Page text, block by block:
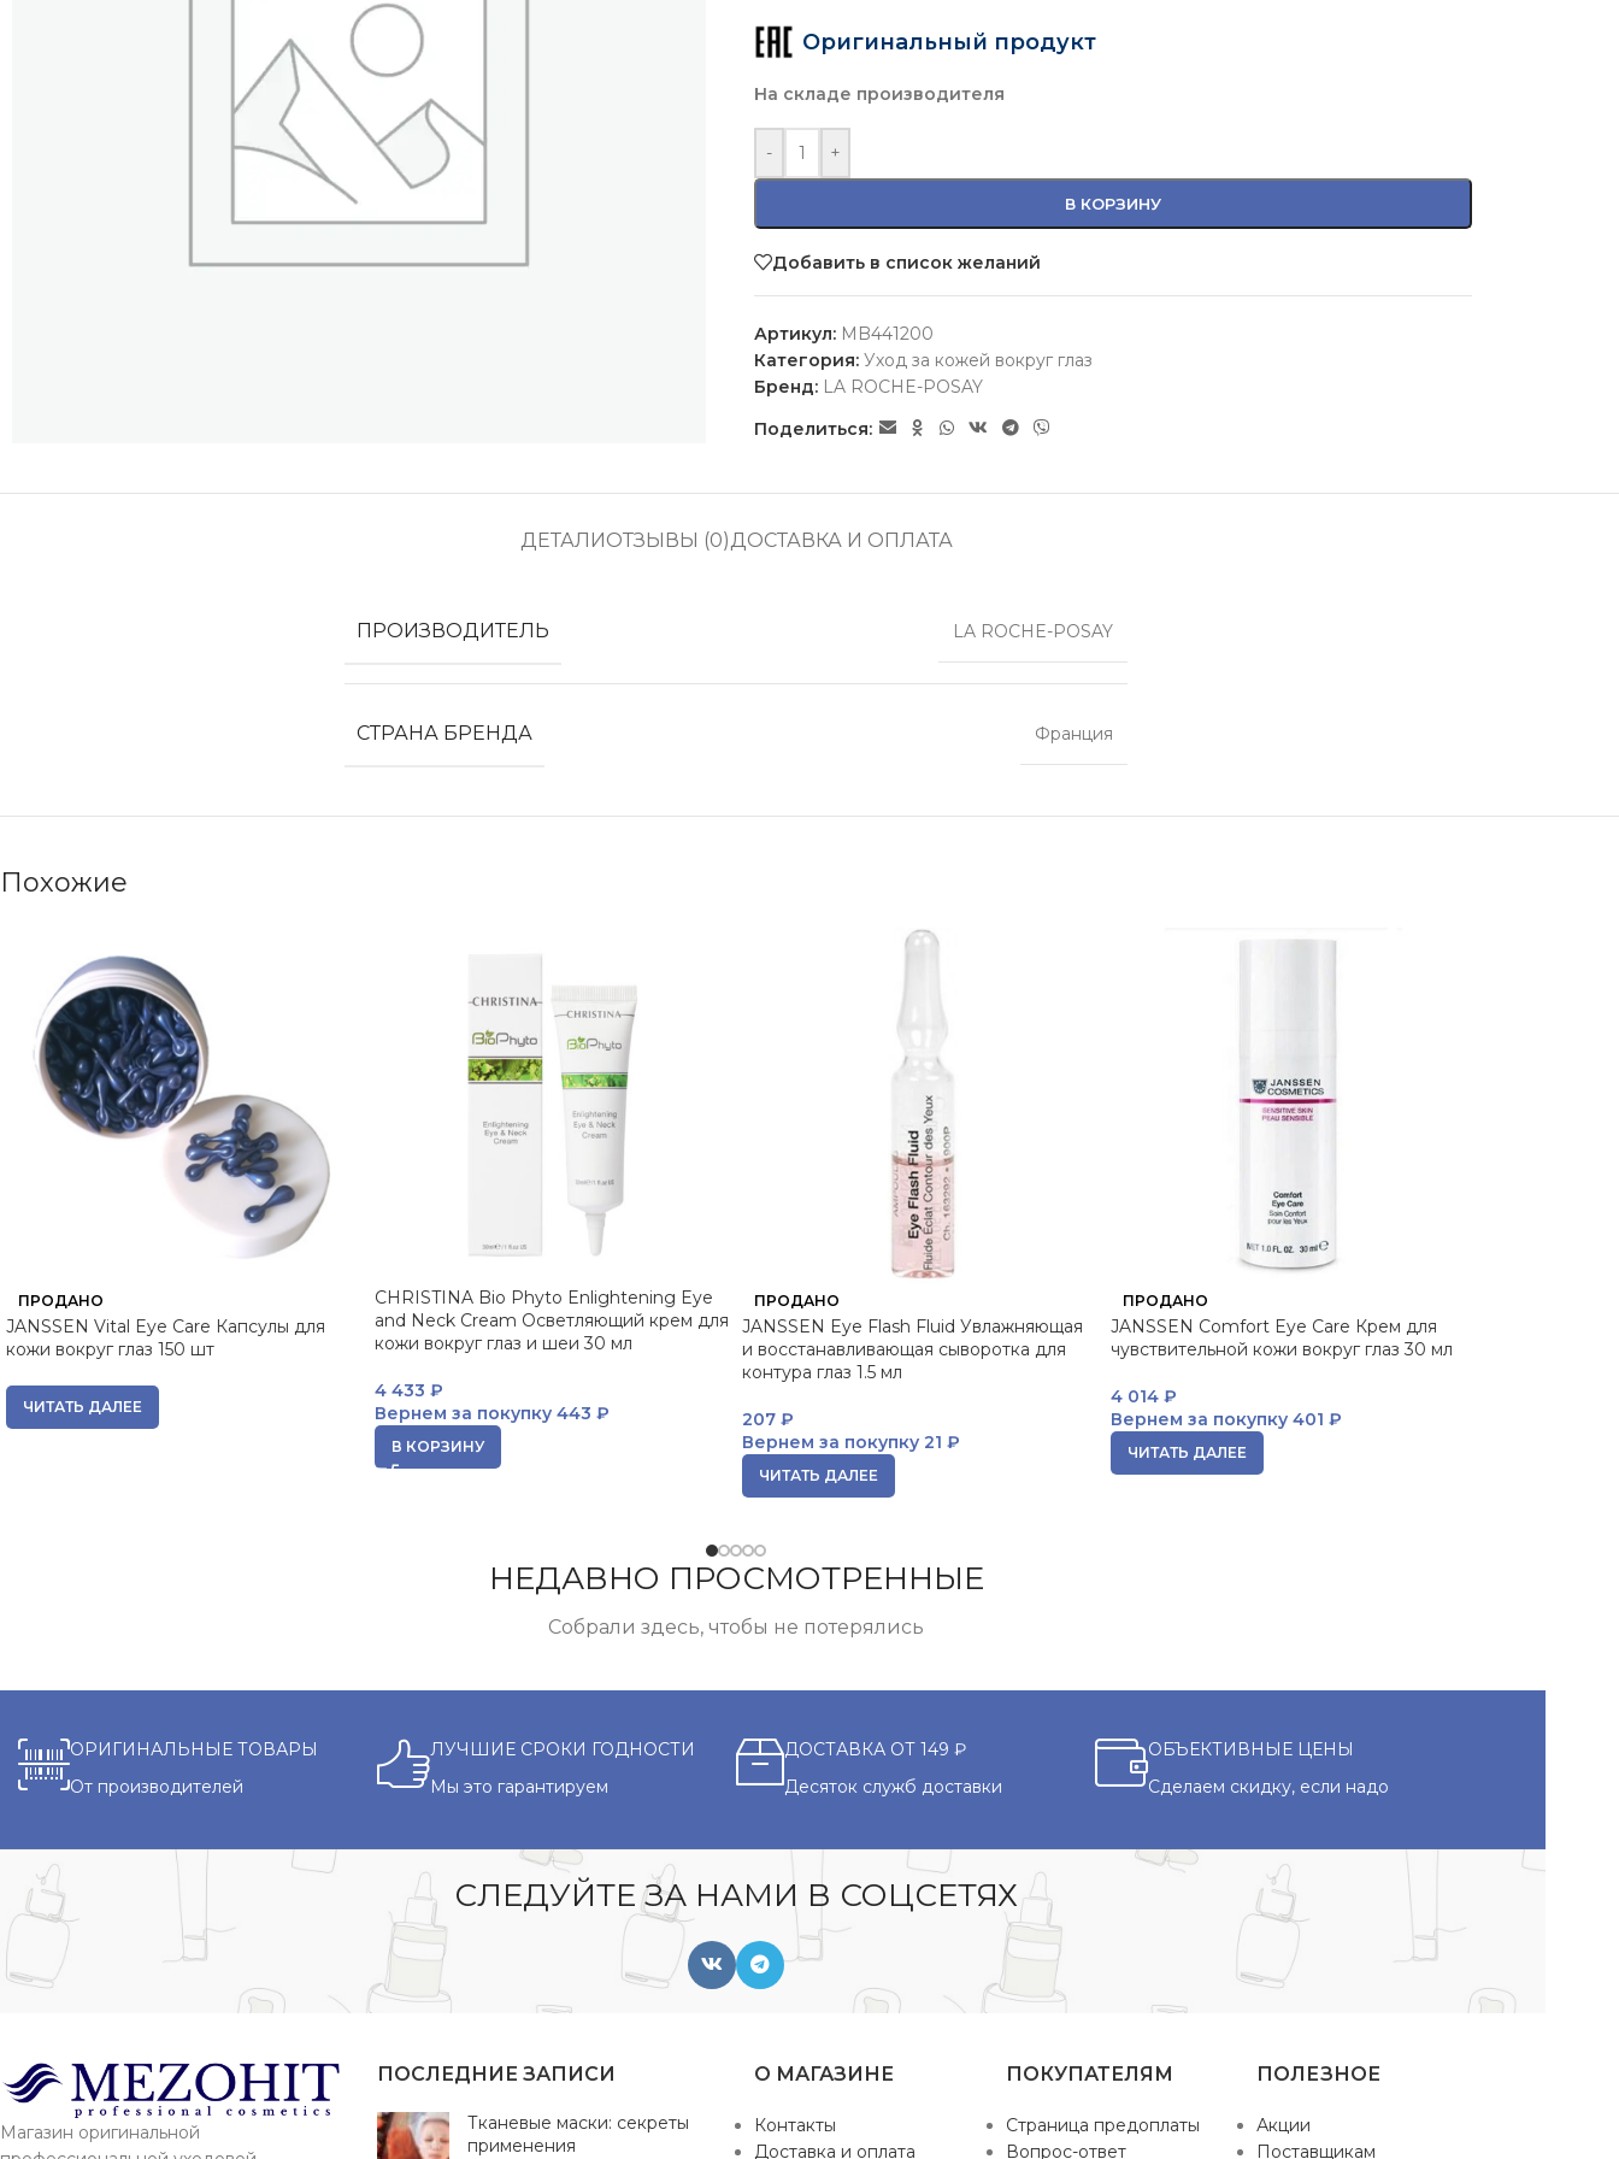
Оригинальный продукт
На складе производителя
- +
В КОРЗИНУ
Добавить в список желаний
Артикул: MB441200
Категория: Уход за кожей вокруг глаз
Бренд: LA ROCHE-POSAY
Поделиться:
ДЕТАЛИОТЗЫВЫ (0)ДОСТАВКА И ОПЛАТА
ПРОИЗВОДИТЕЛЬ LA ROCHE-POSAY
СТРАНА БРЕНДА Франция
Похожие
ПРОДАНО
JANSSEN Vital Eye Care Капсулы для
кожи вокруг глаз 150 шт
ЧИТАТЬ ДАЛЕЕ
CHRISTINA Bio Phyto Enlightening Eye
and Neck Cream Осветляющий крем для
кожи вокруг глаз и шеи 30 мл
4 433 ₽
Вернем за покупку443 ₽
В КОРЗИНУ
ПРОДАНО
JANSSEN Eye Flash Fluid Увлажняющая
и восстанавливающая сыворотка для
контура глаз 1.5 мл
207 ₽
Вернем за покупку 21 ₽
ЧИТАТЬ ДАЛЕЕ
ПРОДАНО
JANSSEN Comfort Eye Care Крем для
чувствительной кожи вокруг глаз 30 мл
4 014 ₽
Вернем за покупку401 ₽
ЧИТАТЬ ДАЛЕЕ
НЕДАВНО ПРОСМОТРЕННЫЕ
Собрали здесь, чтобы не потерялись
ОРИГИНАЛЬНЫЕ ТОВАРЫ
От производителей
ЛУЧШИЕ СРОКИ ГОДНОСТИ
Мы это гарантируем
ДОСТАВКА ОТ 149 ₽
Десяток служб доставки
ОБЪЕКТИВНЫЕ ЦЕНЫ
Сделаем скидку, если надо
СЛЕДУЙТЕ ЗА НАМИ В СОЦСЕТЯХ
Магазин оригинальной
ПОСЛЕДНИЕ ЗАПИСИ
Тканевые маски: секреты
применения
О МАГАЗИНЕ
Контакты
Доставка и оплата
ПОКУПАТЕЛЯМ
Страница предоплаты
Вопрос-ответ
ПОЛЕЗНОЕ
Акции
Поставщикам